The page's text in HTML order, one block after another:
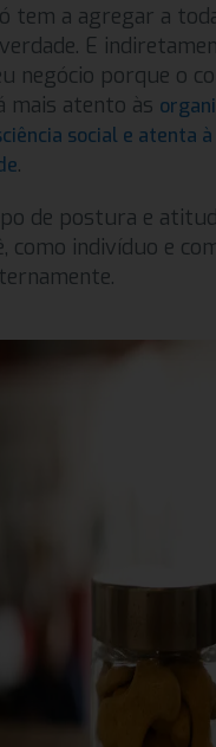
tem a agregar a
E
negócio porque o
mais atento às
social e atenta à
.
de postura e
como indivíduo e